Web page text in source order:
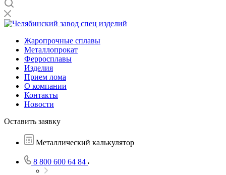
Жаропрочные сплавы
Металлопрокат
Ферросплавы
Изделия
Прием лома
О компании
Контакты
Новости
Оставить заявку
Металлический калькулятор
8 800 600 64 84